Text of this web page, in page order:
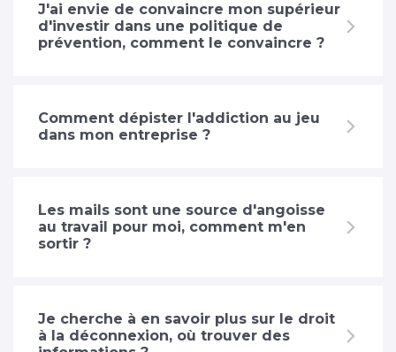
J'ai envie de convaincre mon supérieur
d'investir dans une politique de
prévention, comment le convaincre ?
Comment dépister l'addiction au jeu
dans mon entreprise ?
Les mails sont une source d'angoisse
au travail pour moi, comment m'en
sortir ?
Je cherche à en savoir plus sur le droit
à la déconnexion, où trouver des